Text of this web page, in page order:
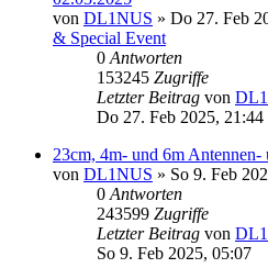
von DL1NUS » Do 27. Feb
& Special Event
0 Antworten
153245 Zugriffe
Letzter Beitrag von
Do 27. Feb 2025, 21:44
23cm, 4m- und 6m
von DL1NUS » So 9. Feb
0 Antworten
243599 Zugriffe
Letzter Beitrag von
So 9. Feb 2025, 05:07